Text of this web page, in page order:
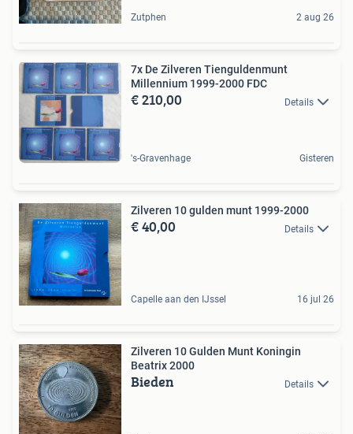
Zutphen 2 aug 26
7x De Zilveren Tienguldenmunt
Millennium 1999-2000 FDC
€ 210,00 Details
's-Gravenhage Gisteren
Zilveren 10 gulden munt 1999-2000
€ 40,00 Details
Capelle aan den IJssel 16 jul 26
Zilveren 10 Gulden Munt Koningin
Beatrix 2000
Bieden Details